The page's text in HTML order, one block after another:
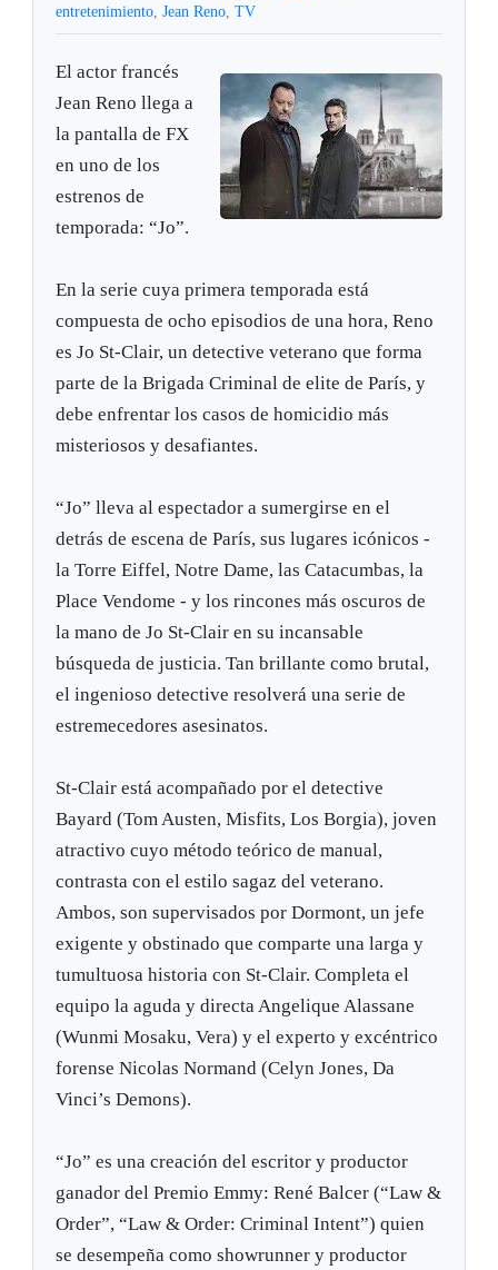
entretenimiento,Jean Reno,TV
El actor francés
Jean Reno llega a
la pantalla de FX
en uno de los
estrenos de
temporada: “Jo”.
En la serie cuya primera temporada está
compuesta de ocho episodios de una hora, Reno
es Jo St-Clair, un detective veterano que forma
parte de la Brigada Criminal de elite de París, y
debe enfrentar los casos de homicidio más
misteriosos y desafiantes.
“Jo” lleva al espectador a sumergirse en el
detrás de escena de París, sus lugares icónicos -
la Torre Eiffel, Notre Dame, las Catacumbas, la
Place Vendome - y los rincones más oscuros de
la mano de Jo St-Clair en su incansable
búsqueda de justicia. Tan brillante como brutal,
el ingenioso detective resolverá una serie de
estremecedores asesinatos.
St-Clair está acompañado por el detective
Bayard (Tom Austen, Misfits, Los Borgia), joven
atractivo cuyo método teórico de manual,
contrasta con el estilo sagaz del veterano.
Ambos, son supervisados por Dormont, un jefe
exigente y obstinado que comparte una larga y
tumultuosa historia con St-Clair. Completa el
equipo la aguda y directa Angelique Alassane
(Wunmi Mosaku, Vera) y el experto y excéntrico
forense Nicolas Normand (Celyn Jones, Da
Vinci’s Demons).
“Jo” es una creación del escritor y productor
ganador del Premio Emmy: René Balcer (“Law &
Order”, “Law & Order: Criminal Intent”) quien
se desempeña como showrunner y productor